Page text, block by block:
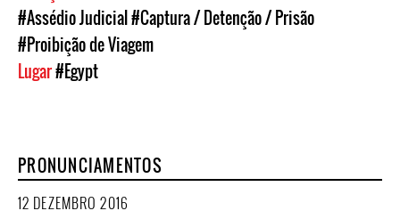
#Assédio Judicial#Captura / Detenção / Prisão
#Proibição de Viagem
Lugar#Egypt
PRONUNCIAMENTOS
12 DEZEMBRO 2016